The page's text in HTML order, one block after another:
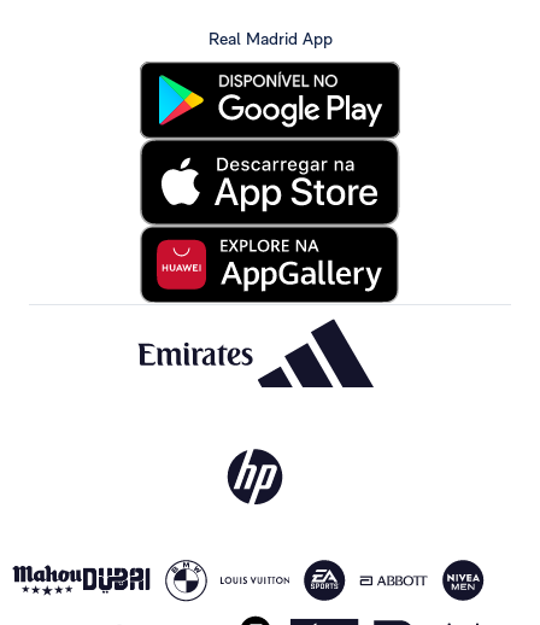
Real Madrid App